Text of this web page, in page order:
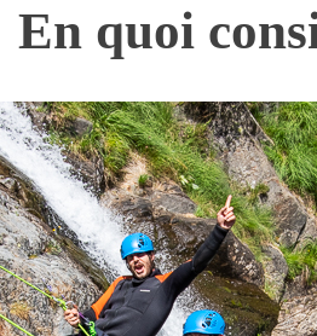
En quoi